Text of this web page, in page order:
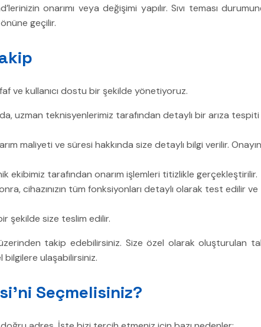
onarımı veya değişimi yapılır. Sıvı teması
önüne geçilir.
ve kullanıcı dostu bir şekilde yönetiyoruz.
uzman teknisyenlerimiz tarafından detaylı bir arıza tespiti
maliyeti ve süresi hakkında size detaylı bilgi verilir.
ekibimiz tarafından onarım işlemleri titizlikle gerçekleştirilir.
cihazınızın tüm fonksiyonları detaylı olarak test edilir ve
şekilde size teslim edilir.
takip edebilirsiniz. Size özel olarak oluşturulan
bilgilere ulaşabilirsiniz.
Seçmelisiniz?